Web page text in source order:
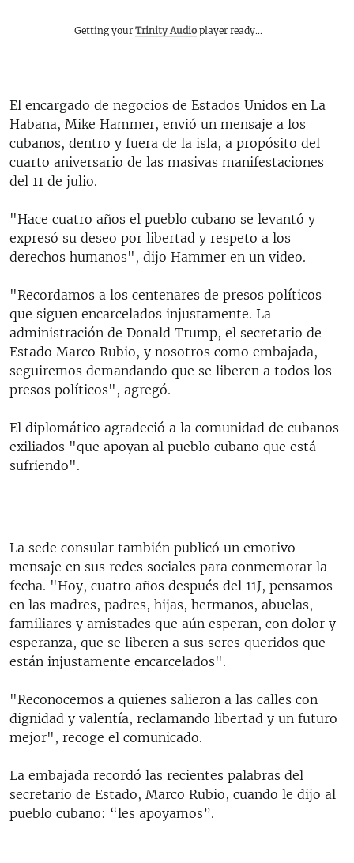
Getting yourTrinity Audio player ready...
El encargado de negocios de Estados Unidos en La
Habana, Mike Hammer, envió un mensaje a los
cubanos, dentro y fuera de la isla, a propósito del
cuarto aniversario de las masivas manifestaciones
del 11 de julio.
"Hace cuatro años el pueblo cubano se levantó y
expresó su deseo por libertad y respeto a los
derechos humanos", dijo Hammer en un video.
"Recordamos a los centenares de presos políticos
que siguen encarcelados injustamente. La
administración de Donald Trump, el secretario de
Estado Marco Rubio, y nosotros como embajada,
seguiremos demandando que se liberen a todos los
presos políticos", agregó.
El diplomático agradeció a la comunidad de cubanos
exiliados "que apoyan al pueblo cubano que está
sufriendo".
La sede consular también publicó un emotivo
mensaje en sus redes sociales para conmemorar la
fecha. "Hoy, cuatro años después del 11J, pensamos
en las madres, padres, hijas, hermanos, abuelas,
familiares y amistades que aún esperan, con dolor y
esperanza, que se liberen a sus seres queridos que
están injustamente encarcelados".
"Reconocemos a quienes salieron a las calles con
dignidad y valentía, reclamando libertad y un futuro
mejor", recoge el comunicado.
La embajada recordó las recientes palabras del
secretario de Estado, Marco Rubio, cuando le dijo al
pueblo cubano: “les apoyamos”.